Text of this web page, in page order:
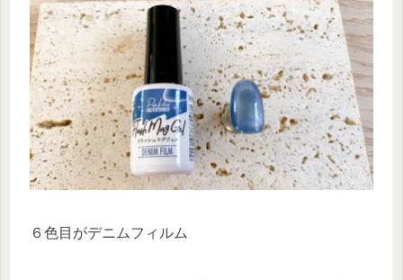
６色目がデニムフィルム